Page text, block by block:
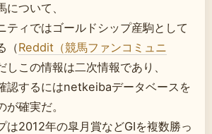
ついて、
ティではゴールドシップ産駒として
（Reddit（競馬ファンコミュニ
しこの情報は二次情報であり、
認するにはnetkeibaデータベースを
確実だ。
は2012年の皐月賞などGIを複数勝っ